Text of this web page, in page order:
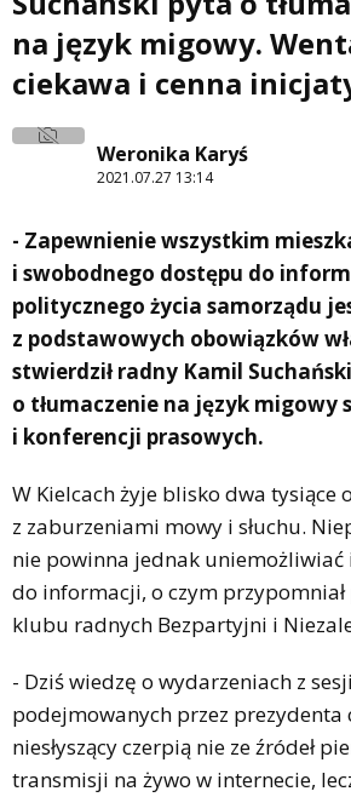
na język migowy.
ciekawa i cenna
Weronika Karyś
2021.07.27 13:14
- Zapewnienie wszystkim
i swobodnego dostępu do
politycznego życia samorządu
z podstawowych obowiązków
stwierdził radny Kamil
o tłumaczenie na język migowy
i konferencji prasowych.
W Kielcach żyje blisko dwa tysiące
z zaburzeniami mowy i słuchu.
nie powinna jednak
do informacji, o czym
klubu radnych Bezpartyjni i
- Dziś wiedzę o wydarzeniach z
podejmowanych przez prezydenta
niesłyszący czerpią nie ze źródeł
transmisji na żywo w internecie,